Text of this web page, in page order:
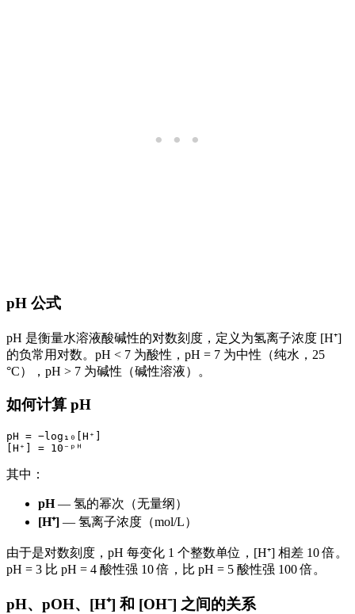
pH 公式
pH 是衡量水溶液酸碱性的对数刻度，定义为氢离子浓度 [H⁺]
的负常用对数。pH < 7 为酸性，pH = 7 为中性（纯水，25
°C），pH > 7 为碱性（碱性溶液）。
如何计算 pH
pH = −log₁₀[H⁺]
其中：
pH— 氢的幂次（无量纲）
[H⁺] — 氢离子浓度（mol/L）
由于是对数刻度，pH 每变化 1 个整数单位，[H⁺] 相差 10 倍。
pH = 3 比 pH = 4 酸性强 10 倍，比 pH = 5 酸性强 100 倍。
pH、pOH、[H⁺] 和 [OH⁻] 之间的关系